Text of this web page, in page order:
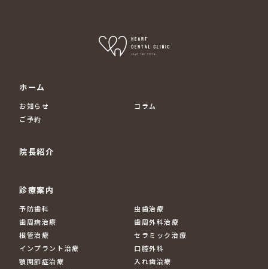
ホーム
お知らせ
コラム
ご予約
院長紹介
診療案内
予防歯科
虫歯治療
歯周病治療
歯周外科治療
根管治療
セラミック治療
インプラント治療
口腔外科
顎関節症治療
入れ歯治療